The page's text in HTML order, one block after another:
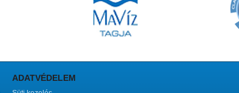
ADATVÉDELEM